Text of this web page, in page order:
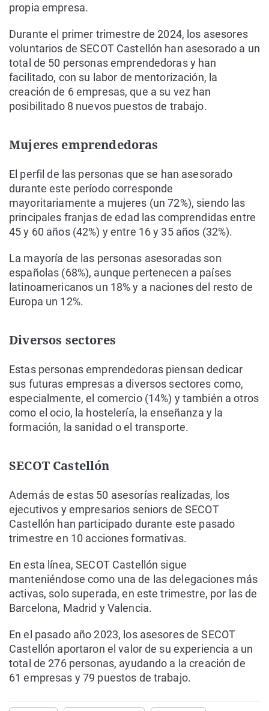
propia empresa.
Durante el primer trimestre de 2024, los asesores
voluntarios de SECOT Castellón han asesorado a un
total de 50 personas emprendedoras y han
facilitado, con su labor de mentorización, la
creación de 6 empresas, que a su vez han
posibilitado 8 nuevos puestos de trabajo.
Mujeres emprendedoras
El perfil de las personas que se han asesorado
durante este período corresponde
mayoritariamente a mujeres (un 72%), siendo las
principales franjas de edad las comprendidas entre
45 y 60 años (42%) y entre 16 y 35 años (32%).
La mayoría de las personas asesoradas son
españolas (68%), aunque pertenecen a países
latinoamericanos un 18% y a naciones del resto de
Europa un 12%.
Diversos sectores
Estas personas emprendedoras piensan dedicar
sus futuras empresas a diversos sectores como,
especialmente, el comercio (14%) y también a otros
como el ocio, la hostelería, la enseñanza y la
formación, la sanidad o el transporte.
SECOT Castellón
Además de estas 50 asesorías realizadas, los
ejecutivos y empresarios seniors de SECOT
Castellón han participado durante este pasado
trimestre en 10 acciones formativas.
En esta línea, SECOT Castellón sigue
manteniéndose como una de las delegaciones más
activas, solo superada, en este trimestre, por las de
Barcelona, Madrid y Valencia.
En el pasado año 2023, los asesores de SECOT
Castellón aportaron el valor de su experiencia a un
total de 276 personas, ayudando a la creación de
61 empresas y 79 puestos de trabajo.